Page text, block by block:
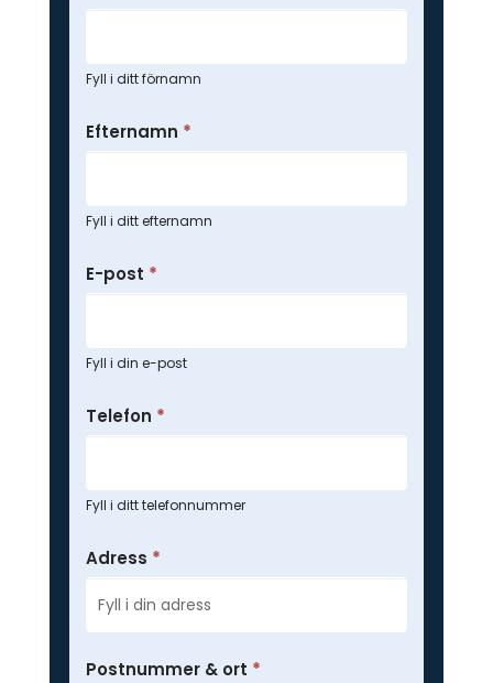
Fyll i ditt förnamn
Efternamn *
Fyll i ditt efternamn
E-post *
Fyll i din e-post
Telefon *
Fyll i ditt telefonnummer
Adress *
Postnummer & ort *